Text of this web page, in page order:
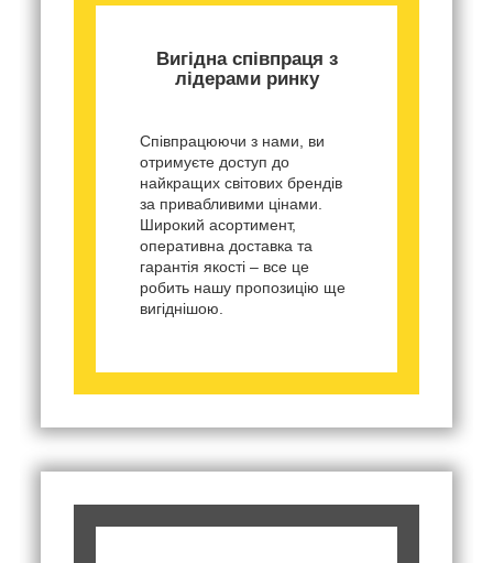
Вигідна співпраця з
лідерами ринку
Співпрацюючи з нами, ви
отримуєте доступ до
найкращих світових брендів
за привабливими цінами.
Широкий асортимент,
оперативна доставка та
гарантія якості – все це
робить нашу пропозицію ще
вигіднішою.